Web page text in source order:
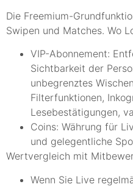
Die Freemium-
Swipen und Matches. Wo
VIP-Abonnement:
Sichtbarkeit der
unbegrenztes
Filterfunktionen,
Lesebestätigungen,
Coins: Währung für
und gelegentliche
Wertvergleich mit
Wenn Sie Live